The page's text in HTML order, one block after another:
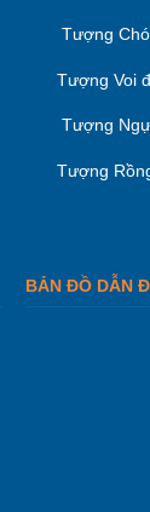
Tượng
Tượng Voi
Tượng
Tượng
BẢN ĐỒ DẪN